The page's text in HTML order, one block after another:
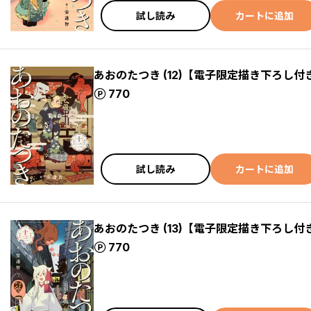
試し読み カートに追加
あおのたつき (12)【電子限定描き下ろし付
770
ポイント
試し読み カートに追加
あおのたつき (13)【電子限定描き下ろし付
770
ポイント